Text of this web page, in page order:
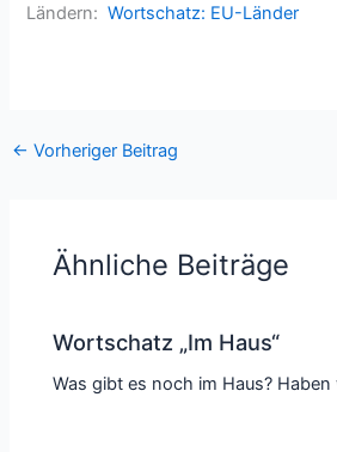
Ländern: Wortschatz: EU-Länder
← Vorheriger Beitrag
Ähnliche Beiträge
Wortschatz „Im Haus“
Was gibt es noch im Haus?